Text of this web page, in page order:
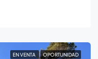
EN VENTA OPORTUNIDAD